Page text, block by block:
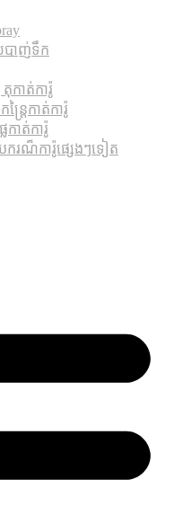
បាញ់ទឹក
កាត់ការ៉ូ
ត្រៃកាត់ការ៉ូ
កាត់ការ៉ូ
ករណ៏ការ៉ូផ្សេងៗទៀត